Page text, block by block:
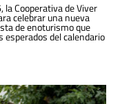
la Cooperativa de Viver
celebrar una nueva
de enoturismo que
del calendario